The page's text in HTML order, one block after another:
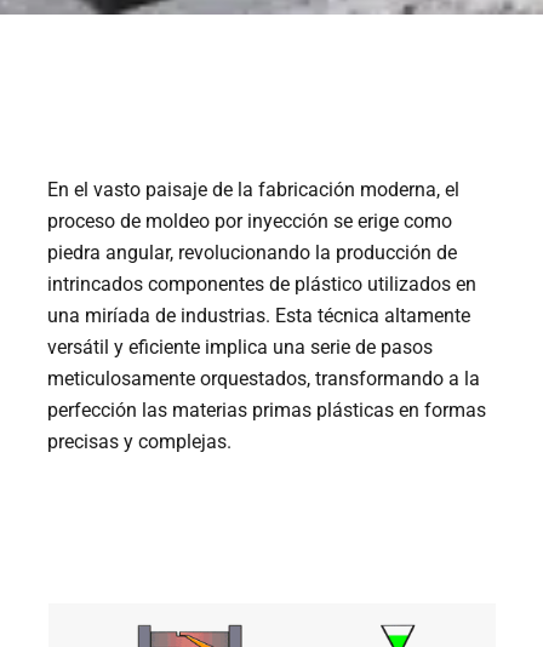
En el vasto paisaje de la fabricación moderna, el
proceso de moldeo por inyección se erige como
piedra angular, revolucionando la producción de
intrincados componentes de plástico utilizados en
una miríada de industrias. Esta técnica altamente
versátil y eficiente implica una serie de pasos
meticulosamente orquestados, transformando a la
perfección las materias primas plásticas en formas
precisas y complejas.